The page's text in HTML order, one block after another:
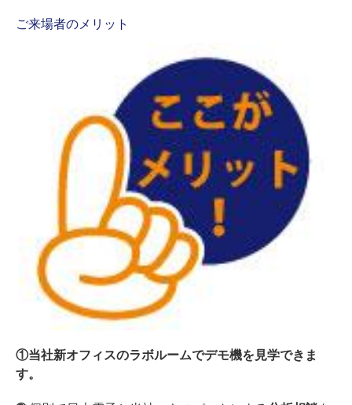
ご来場者のメリット
①当社新オフィスのラボルームでデモ機を見学できま
す。